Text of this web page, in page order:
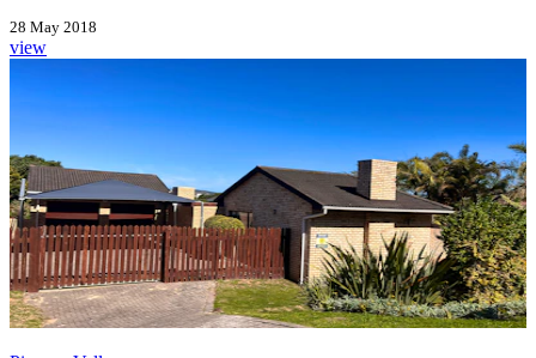
28 May 2018
view